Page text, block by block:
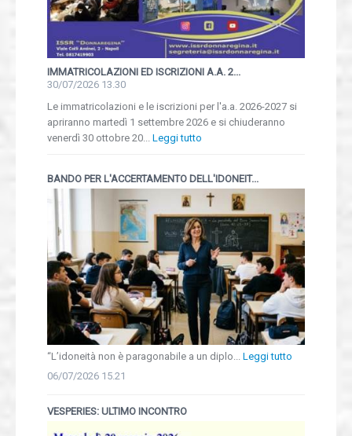
IMMATRICOLAZIONI ED ISCRIZIONI A.A. 2...
30/07/2026 13.30
Le immatricolazioni e le iscrizioni per l'a.a. 2026-2027 si
apriranno martedì 1 settembre 2026 e si chiuderanno
venerdì 30 ottobre 20... Leggi tutto
BANDO PER L'ACCERTAMENTO DELL'IDONEIT...
“L’idoneità non è paragonabile a un diplo... Leggi tutto
06/07/2026 15.21
VESPERIES: ULTIMO INCONTRO